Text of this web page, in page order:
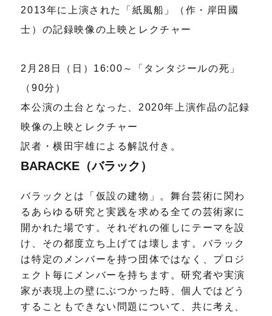
2013年に上演された「紙風船」（作・岸田國
士）の記録映像の上映とレクチャー
2月28日（日）16:00～「タンタジールの死」
（90分）
本公演の土台となった、2020年上演作品の記録
映像の上映とレクチャー
訳者・横田宇雄による解説付き。
BARACKE（バラック）
バラックとは「仮設の建物」。舞台芸術に関わ
るあらゆる研究と実践を求める全ての芸術家に
開かれた場です。それぞれの催しにテーマを設
け、その都度立ち上げては壊します。バラック
は特定のメンバーを持つ団体ではなく、プロジ
ェクト毎にメンバーを持ちます。研究者や実演
家が表現上の壁にぶつかった時、個人ではどう
することもできない問題について、共に考え、